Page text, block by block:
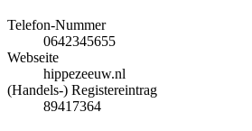
Telefon-Nummer
0642345655
Webseite
hippezeeuw.nl
(Handels-) Registereintrag
89417364